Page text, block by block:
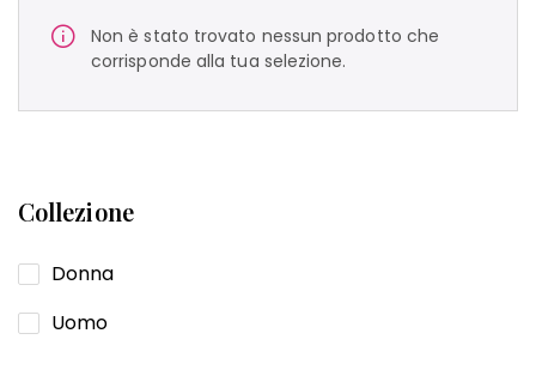
Collezione
Donna
Uomo
Non è stato trovato nessun prodotto che
corrisponde alla tua selezione.